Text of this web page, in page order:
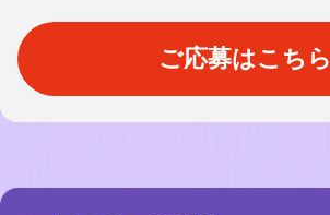
ご応募はこちら